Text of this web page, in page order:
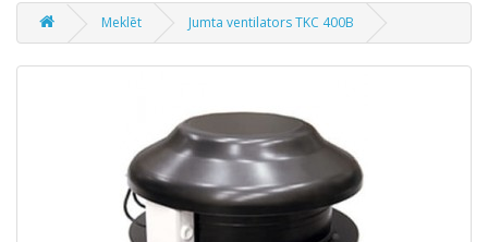
Meklēt Jumta ventilators TKC 400B